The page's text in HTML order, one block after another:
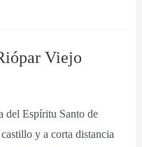
Viejo
del Espíritu Santo de
y a corta distancia